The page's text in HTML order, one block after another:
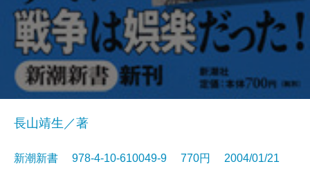
長山靖生／著
新潮新書 978-4-10-610049-9 770円 2004/01/21